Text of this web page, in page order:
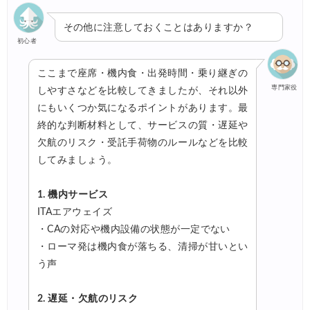
初心者
その他に注意しておくことはありますか？
専門家役
ここまで座席・機内食・出発時間・乗り継ぎの
しやすさなどを比較してきましたが、それ以外
にもいくつか気になるポイントがあります。最
終的な判断材料として、サービスの質・遅延や
欠航のリスク・受託手荷物のルールなどを比較
してみましょう。
1. 機内サービス
ITAエアウェイズ
・CAの対応や機内設備の状態が一定でない
・ローマ発は機内食が落ちる、清掃が甘いとい
う声
2. 遅延・欠航のリスク